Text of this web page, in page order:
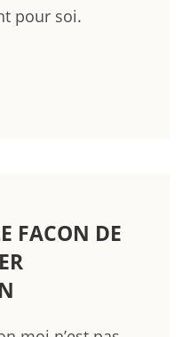
pour soi.
FACON DE